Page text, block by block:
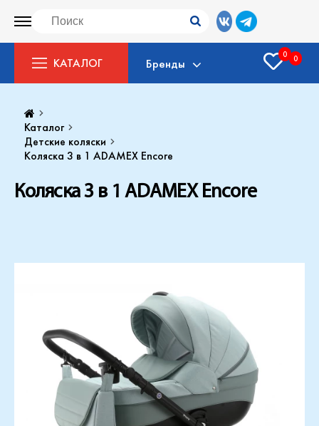
КАТАЛОГ Бренды
0 0
Каталог
Детские коляски
Коляска 3 в 1 ADAMEX Encore
Коляска 3 в 1 ADAMEX Encore